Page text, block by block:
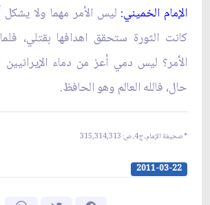
الإمام الخميني: ليس الأمر مهما ولا يشكل
كانت الثورة ستحقق اهدافها بقتلي،
الأمر؟ ليس دمي أعز من دماء
حال، فالله العالم وهو الحافظ.
*صحيفة الإمام، ج‏4، ص: 315,314,313
2011-03-22